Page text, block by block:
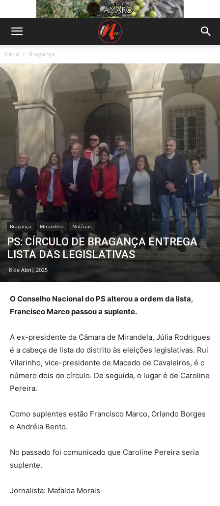
Início Bragança
Bragança Mirandela Notícias
PS: CÍRCULO DE BRAGANÇA ENTREGA
LISTA DAS LEGISLATIVAS
8 de Abril, 2025
O Conselho Nacional do PS alterou a ordem da lista,
Francisco Marco passou a suplente.
A ex-presidente da Câmara de Mirandela, Júlia Rodrigues
é a cabeça de lista do distrito às eleições legislativas. Rui
Vilarinho, vice-presidente de Macedo de Cavaleiros, é o
número dois do círculo. De seguida, o lugar é de Caroline
Pereira.
Como suplentes estão Francisco Marco, Orlando Borges
e Andréia Bento.
No passado foi comunicado que Caroline Pereira seria
suplente.
Jornalista: Mafalda Morais